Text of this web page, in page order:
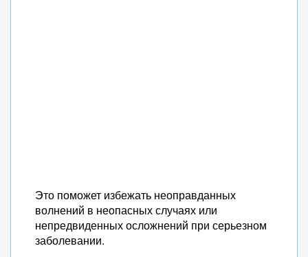
Это поможет избежать неоправданных
волнений в неопасных случаях или
непредвиденных осложнений при серьезном
заболевании.